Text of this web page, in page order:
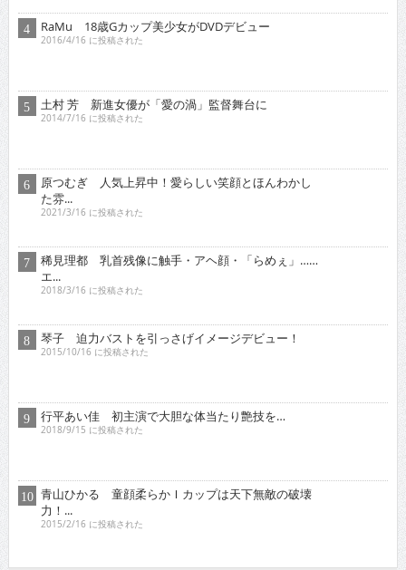
RaMu 18歳Gカップ美少女がDVDデビュー
2016/4/16 に投稿された
土村 芳 新進女優が「愛の渦」監督舞台に
2014/7/16 に投稿された
原つむぎ 人気上昇中！愛らしい笑顔とほんわかし
た雰...
2021/3/16 に投稿された
稀見理都 乳首残像に触手・アヘ顔・「らめぇ」……
エ...
2018/3/16 に投稿された
琴子 迫力バストを引っさげイメージデビュー！
2015/10/16 に投稿された
2015/2/16 に投稿された